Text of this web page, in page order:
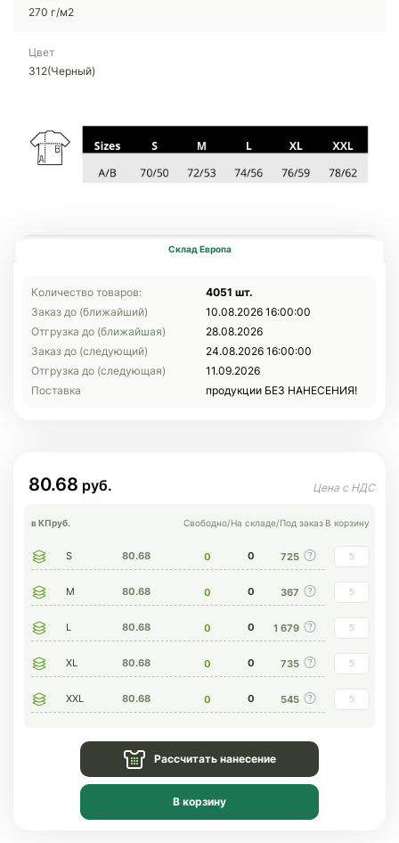
270 г/м2
Цвет
312(Черный)
Склад Европа
Количество товаров:
4051 шт.
Заказ до (ближайший)
10.08.2026 16:00:00
Отгрузка до (ближайшая)
28.08.2026
Заказ до (следующий)
24.08.2026 16:00:00
Отгрузка до (следующая)
11.09.2026
Поставка
продукции БЕЗ НАНЕСЕНИЯ!
80.68
в КПруб. Свободно/На складе/Под заказ В корзину
S 80.68 0 0 725
M 80.68 0 0 367
L 80.68 0 0 1 679
XL 80.68 0 0 735
XXL 80.68 0 0 545
Рассчитать нанесение
В корзину